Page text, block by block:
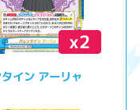
x2
イン アーリャ